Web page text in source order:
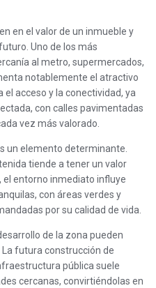
en el valor de un inmueble y
Uno de los más
al metro, supermercados,
notablemente el atractivo
el acceso y la conectividad, ya
con calles pavimentadas
vez más valorado.
un elemento determinante.
tiende a tener un valor
entorno inmediato influye
con áreas verdes y
por su calidad de vida.
de la zona pueden
futura construcción de
pública suele
cercanas, convirtiéndolas en